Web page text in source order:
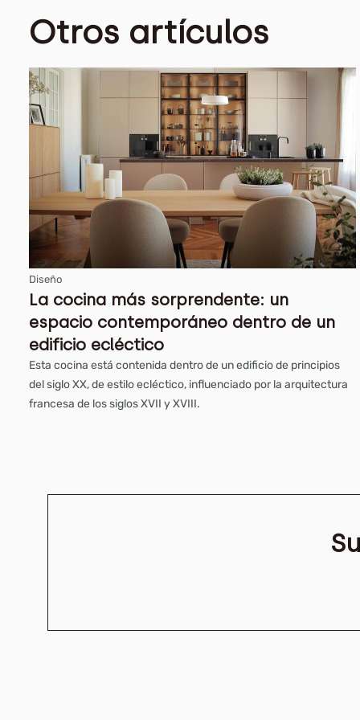
Otros artículos
Diseño
La cocina más sorprendente: un
espacio contemporáneo dentro de un
edificio ecléctico
Esta cocina está contenida dentro de un edificio de principios
del siglo XX, de estilo ecléctico, influenciado por la arquitectura
francesa de los siglos XVII y XVIII.